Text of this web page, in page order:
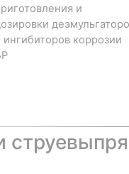
и
ингибиторов коррозии